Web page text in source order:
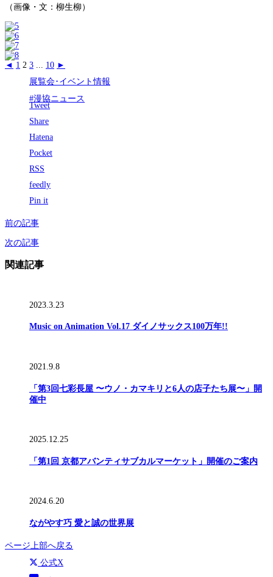
（画像・文：柳生柳）
◄ 1 2 3 ... 10 ►
展覧会･イベント情報
#漫協ニュース
Tweet
Share
Hatena
Pocket
RSS
feedly
Pin it
前の記事
次の記事
関連記事
2023.3.23
Music on Animation Vol.17 ダイノサックス100万年!!
2021.9.8
「第3回七彩長屋 〜ウノ・カマキリと6人の店子たち展〜」開
催中
2025.12.25
「第1回 京都アバンティサブカルマーケット」開催のご案内
2024.6.20
ながやす巧 愛と誠の世界展
ページ上部へ戻る
公式X